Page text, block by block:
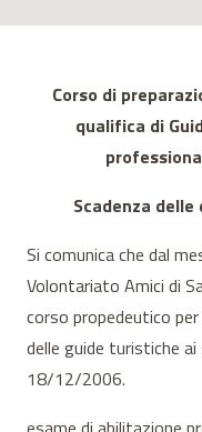
Corso di
qualifica di
Scadenza
Si comunica che dal
Volontariato Amici di
corso propedeutico per
delle guide turistiche
18/12/2006.